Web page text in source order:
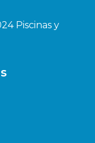
Piscinas y